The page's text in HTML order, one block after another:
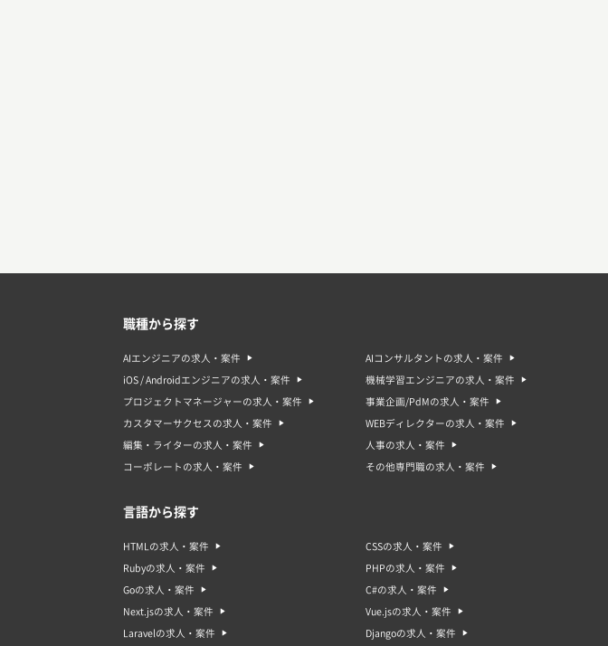
職種から探す
AIエンジニアの求人・案件 AIコンサルタントの求人・案件
iOS / Androidエンジニアの求人・案件 機械学習エンジニアの求人・案件
プロジェクトマネージャーの求人・案件 事業企画/PdMの求人・案件
カスタマーサクセスの求人・案件 WEBディレクターの求人・案件
編集・ライターの求人・案件 人事の求人・案件
コーポレートの求人・案件 その他専門職の求人・案件
言語から探す
HTMLの求人・案件 CSSの求人・案件
Rubyの求人・案件 PHPの求人・案件
Goの求人・案件 C#の求人・案件
Next.jsの求人・案件 Vue.jsの求人・案件
Laravelの求人・案件 Djangoの求人・案件